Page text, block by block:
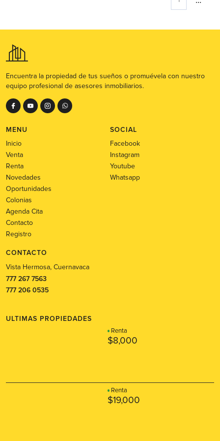
Encuentra la propiedad de tus sueños o promuévela con nuestro
equipo profesional de asesores inmobiliarios.
MENU
Inicio
Venta
Renta
Novedades
Oportunidades
Colonias
Agenda Cita
Contacto
Registro
SOCIAL
Facebook
Instagram
Youtube
Whatsapp
CONTACTO
Vista Hermosa, Cuernavaca
777 267 7563
777 206 0535
ULTIMAS PROPIEDADES
Renta
$8,000
Renta
$19,000